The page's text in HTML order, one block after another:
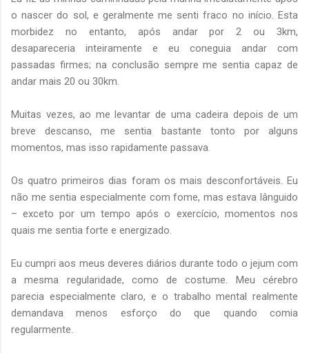
o nascer do sol, e geralmente me senti fraco no início. Esta
morbidez no entanto, após andar por 2 ou 3km,
desapareceria inteiramente e eu coneguia andar com
passadas firmes; na conclusão sempre me sentia capaz de
andar mais 20 ou 30km.
Muitas vezes, ao me levantar de uma cadeira depois de um
breve descanso, me sentia bastante tonto por alguns
momentos, mas isso rapidamente passava.
Os quatro primeiros dias foram os mais desconfortáveis. Eu
não me sentia especialmente com fome, mas estava lânguido
– exceto por um tempo após o exercício, momentos nos
quais me sentia forte e energizado.
Eu cumpri aos meus deveres diários durante todo o jejum com
a mesma regularidade, como de costume. Meu cérebro
parecia especialmente claro, e o trabalho mental realmente
demandava menos esforço do que quando comia
regularmente.